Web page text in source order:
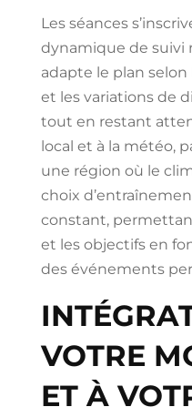
Les séances
dynamique de suivi
adapte le plan selon
et les variations de
tout en restant
local et à la météo,
une région où le
choix
constant,
et les objectifs en
des événements
VOTRE
ET À